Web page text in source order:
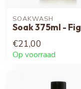
SOAKWASH
Soak 375ml - Fig
€21,00
Op voorraad